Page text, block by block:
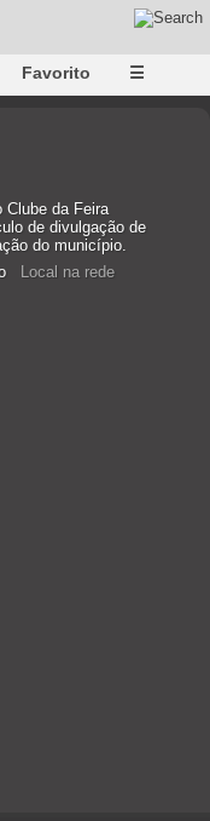
Favorito ☰
Clube da Feira
de divulgação de
do município.
Local na rede